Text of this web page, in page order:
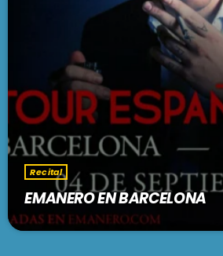
Recital
EMANERO EN BARCELONA